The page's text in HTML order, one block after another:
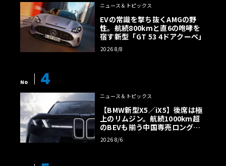
ニュース＆トピックス
EVの常識を撃ち抜くAMGの野
性。航続800kmと直6の咆哮を
宿す新型「GT 53 4ドアクーペ」
2026 8/8
No 4
ニュース＆トピックス
【BMW新型X5／iX5】後席は極
上のリムジン。航続1000km超
のBEVも揃う中国専売ロング仕
様の全貌
2026 8/6